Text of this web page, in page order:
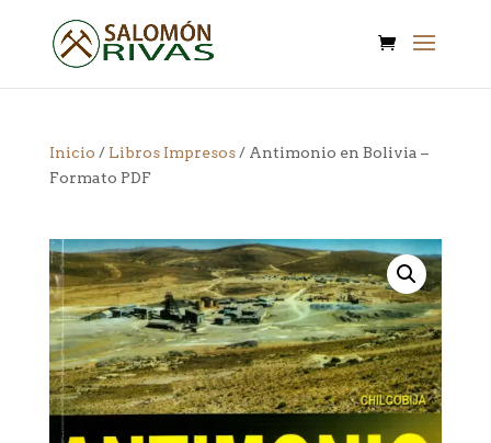
Inicio / Libros Impresos/ Antimonio en Bolivia –
Formato PDF